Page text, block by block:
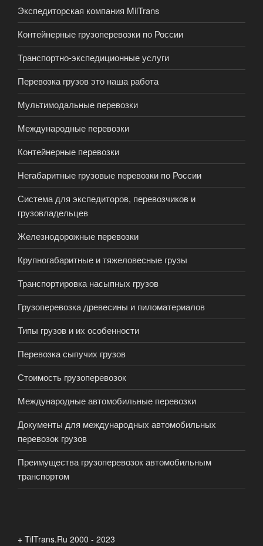
Экспедиторская компания MilTrans
Контейнерные грузоперевозки по России
Транспортно-экспедиционные услуги
Перевозка грузов это наша работа
Мультимодальные перевозки
Международные перевозки
Контейнерные перевозки
Негабаритные грузовые перевозки по России
Система для экспедиторов, перевозчиков и
грузовладельцев
Железнодорожные перевозки
Крупногабаритные и тяжеловесные грузы
Транспортировка насыпных грузов
Грузоперевозка древесины и пиломатериалов
Типы грузов и их особенности
Перевозка сыпучих грузов
Стоимость грузоперевозок
Международные автомобильные перевозки
Документы для международных автомобильных
перевозок грузов
Преимущества грузоперевозок автомобильным
транспортом
+ TilTrans.Ru 2000 - 2023